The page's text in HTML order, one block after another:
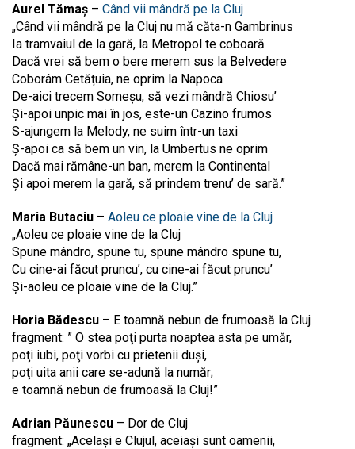
Aurel Tămaș – Când vii mândră pe la Cluj
„Când vii mândră pe la Cluj nu mă căta-n Gambrinus
Ia tramvaiul de la gară, la Metropol te coboară
Dacă vrei să bem o bere merem sus la Belvedere
Coborâm Cetățuia, ne oprim la Napoca
De-aici trecem Someșu, să vezi mândră Chiosu’
Și-apoi unpic mai în jos, este-un Cazino frumos
S-ajungem la Melody, ne suim într-un taxi
Ș-apoi ca să bem un vin, la Umbertus ne oprim
Dacă mai rămâne-un ban, merem la Continental
Și apoi merem la gară, să prindem trenu’ de sară.”
Maria Butaciu – Aoleu ce ploaie vine de la Cluj
„Aoleu ce ploaie vine de la Cluj
Spune mândro, spune tu, spune mândro spune tu,
Cu cine-ai făcut pruncu’, cu cine-ai făcut pruncu’
Și-aoleu ce ploaie vine de la Cluj.”
Horia Bădescu – E toamnă nebun de frumoasă la Cluj
fragment: ” O stea poţi purta noaptea asta pe umăr,
poţi iubi, poţi vorbi cu prietenii duşi,
poţi uita anii care se-adună la număr;
e toamnă nebun de frumoasă la Cluj!”
Adrian Păunescu – Dor de Cluj
fragment: „Același e Clujul, aceiași sunt oamenii,